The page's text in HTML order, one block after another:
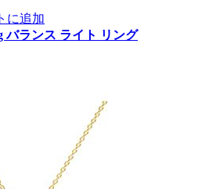
に追加
バランス ライト リング